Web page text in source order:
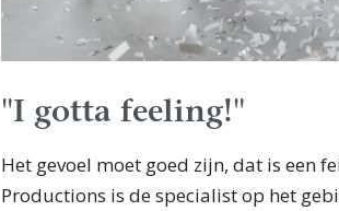
"I gotta feeling!"
Het gevoel moet goed zijn, dat is een
Productions is de specialist op het